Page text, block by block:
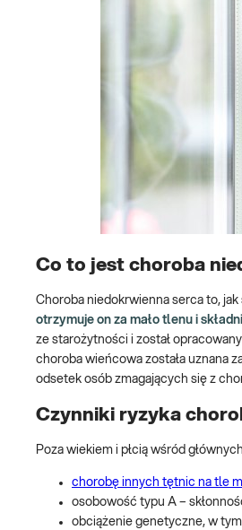
Co to jest choroba
Choroba niedokrwienna serca to,
otrzymuje on za mało tlenu i
ze starożytności i został
choroba wieńcowa została uznana
odsetek osób zmagających się z
Czynniki ryzyka
Poza wiekiem i płcią wśród
chorobę innych tętnic na tle
osobowość typu A –
obciążenie genetyczne, w